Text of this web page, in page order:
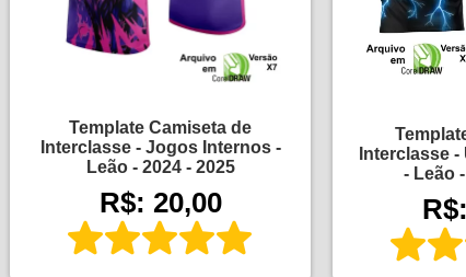
Template Camiseta de
Interclasse - Jogos Internos -
Leão - 2024 - 2025
R$: 20,00
Interclasse
- Leão